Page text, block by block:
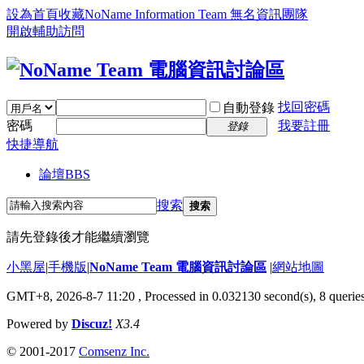
設為首頁收藏NoName Information Team 無名資訊團隊
開啟輔助訪問
自動登錄 找回密碼
密碼
登錄
我要註冊
快捷導航
論壇BBS
搜索 搜索
請先登錄後才能繼續瀏覽
小黑屋|手機版|NoName Team 電腦資訊討論區 |網站地圖
GMT+8, 2026-8-7 11:20 , Processed in 0.032130 second(s), 8
Powered by Discuz! X3.4
© 2001-2017 Comsenz Inc.